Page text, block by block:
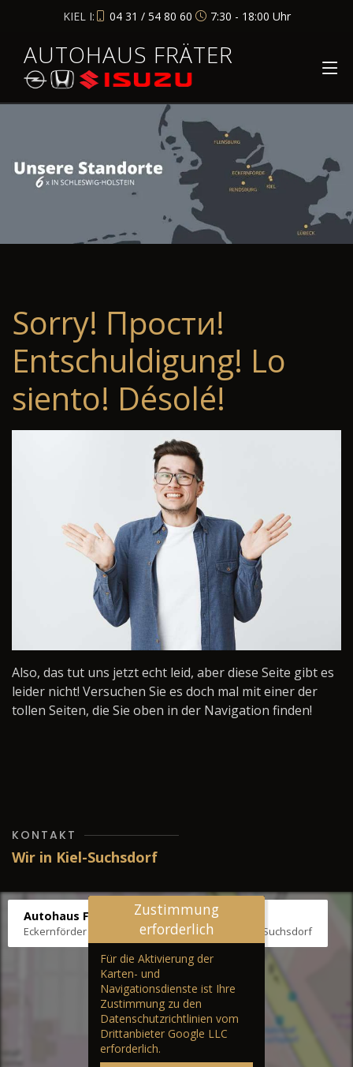
KIEL I: 04 31 / 54 80 60 7:30 - 18:00 Uhr
AUTOHAUS FRÄTER
Sorry! Прости!
Entschuldigung! Lo
siento! Désolé!
Also, das tut uns jetzt echt leid, aber diese Seite gibt es
leider nicht! Versuchen Sie es doch mal mit einer der
tollen Seiten, die Sie oben in der Navigation finden!
KONTAKT
Wir in Kiel-Suchsdorf
Autohaus Fräter
Eckernförder Str. /Klausbrooker Weg 1, 24107 Kiel-Suchsdorf
Zustimmung
erforderlich
Für die Aktivierung der
Karten- und
Navigationsdienste ist Ihre
Zustimmung zu den
Datenschutzrichtlinien vom
Drittanbieter Google LLC
erforderlich.